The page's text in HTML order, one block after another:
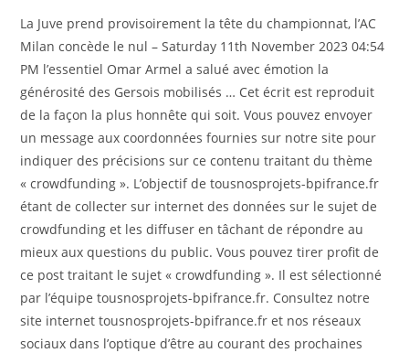
La Juve prend provisoirement la tête du championnat, l’AC
Milan concède le nul – Saturday 11th November 2023 04:54
PM l’essentiel Omar Armel a salué avec émotion la
générosité des Gersois mobilisés … Cet écrit est reproduit
de la façon la plus honnête qui soit. Vous pouvez envoyer
un message aux coordonnées fournies sur notre site pour
indiquer des précisions sur ce contenu traitant du thème
« crowdfunding ». L’objectif de tousnosprojets-bpifrance.fr
étant de collecter sur internet des données sur le sujet de
crowdfunding et les diffuser en tâchant de répondre au
mieux aux questions du public. Vous pouvez tirer profit de
ce post traitant le sujet « crowdfunding ». Il est sélectionné
par l’équipe tousnosprojets-bpifrance.fr. Consultez notre
site internet tousnosprojets-bpifrance.fr et nos réseaux
sociaux dans l’optique d’être au courant des prochaines